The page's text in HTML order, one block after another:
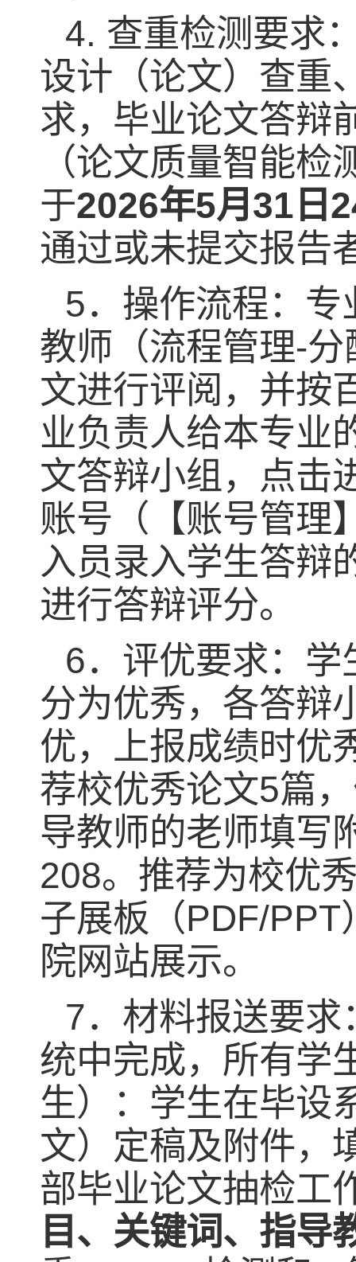
4. 查重检测要求
设计（论文）查重
求，毕业论文答辩
（论文质量智能
于2026年5月 31 日
通过或未提交报告
5．操作流程：
教师（流程管理-分
文进行评阅，并按
业负责人给本专业
文答辩小组，点击
账号（【账号管理
入员录入学生答辩
进行答辩评分。
6．评优要求：
分为优秀，各答辩
优，上报成绩时优
荐校优秀论文5篇
导教师的老师填写
208。推荐为校优
子展板（PDF/PPT
院网站展示。
7．材料报送要
统中完成，所有学
生）：学生在毕设
文）定稿及附件，
部毕业论文抽检工
目、关键词、指导